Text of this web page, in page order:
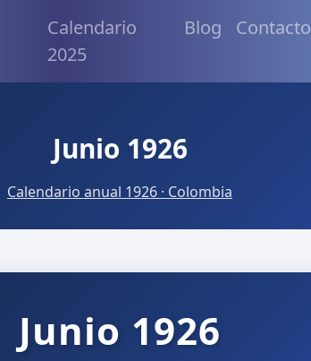
Calendario
2025
Blog Contacto
Junio 1926
Calendario anual 1926 · Colombia
Junio 1926